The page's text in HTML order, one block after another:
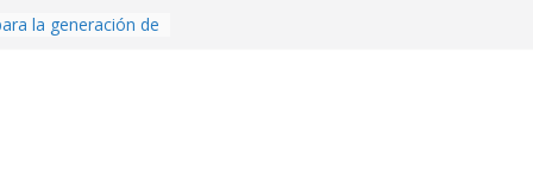
la generación de
con Inteligencia